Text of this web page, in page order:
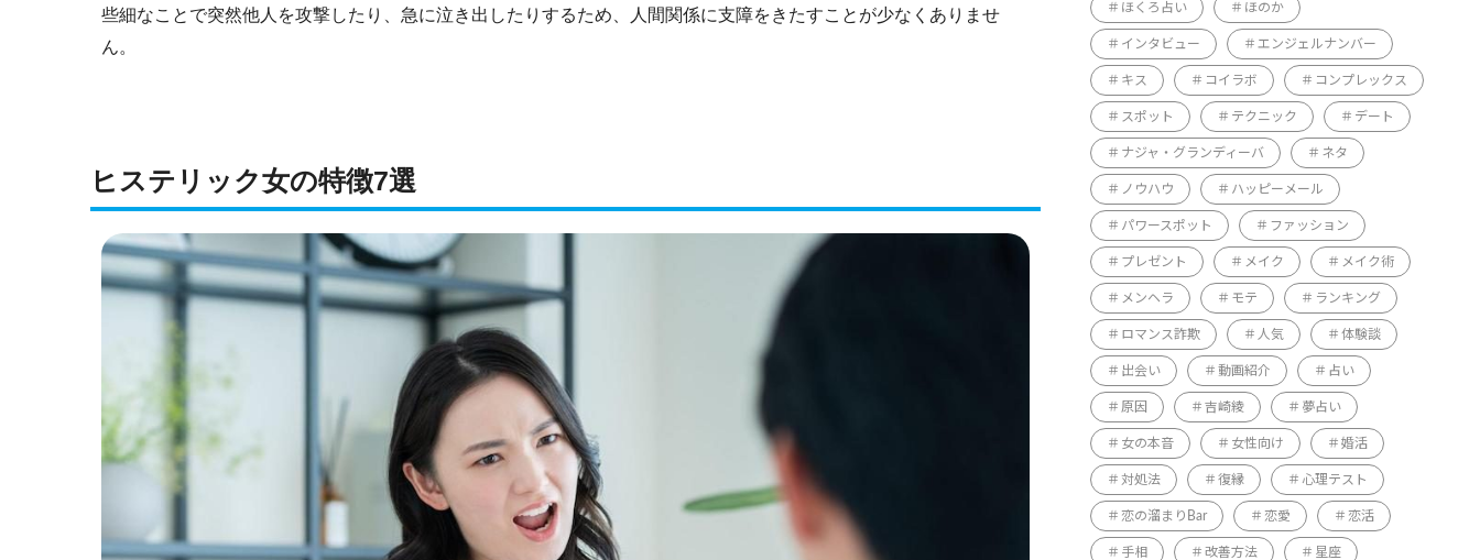
些細なことで突然他人を攻撃したり、急に泣き出したりするため、人間関係に支障をきたすことが少なくありませ
ん。
ヒステリック女の特徴7選
ほくろ占い ほのか
インタビュー エンジェルナンバー
キス コイラボ コンプレックス
スポット テクニック デート
ナジャ・グランディーバ ネタ
ノウハウ ハッピーメール
パワースポット ファッション
プレゼント メイク メイク術
メンヘラ モテ ランキング
ロマンス詐欺 人気 体験談
出会い 動画紹介 占い
原因 吉崎綾 夢占い
女の本音 女性向け 婚活
対処法 復縁 心理テスト
恋の溜まりBar 恋愛 恋活
手相 改善方法 星座